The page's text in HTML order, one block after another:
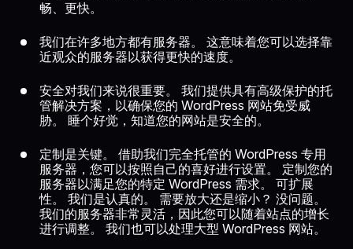
畅、更快。
我们在许多地方都有服务器。 这意味着您可以选择靠
近观众的服务器以获得更快的速度。
安全对我们来说很重要。 我们提供具有高级保护的托
管解决方案，以确保您的 WordPress 网站免受威
胁。 睡个好觉，知道您的网站是安全的。
定制是关键。 借助我们完全托管的 WordPress 专用
服务器，您可以按照自己的喜好进行设置。 定制您的
服务器以满足您的特定 WordPress 需求。 可扩展
性。 我们是认真的。 需要放大还是缩小？ 没问题。
我们的服务器非常灵活，因此您可以随着站点的增长
进行调整。 我们也可以处理大型 WordPress 网站。